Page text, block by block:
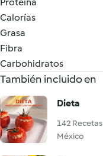
Calorías
Grasa
Fibra
Carbohidratos
También incluido en
Dieta
142 Recetas
México